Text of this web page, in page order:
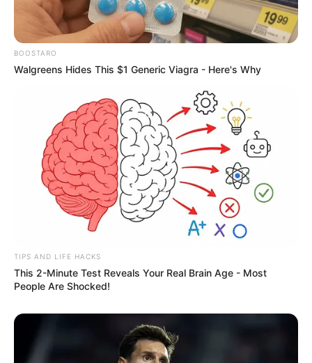
BOOSTARO
Walgreens Hides This $1 Generic Viagra - Here's Why
TIPS AND LIFE HACKS
This 2-Minute Test Reveals Your Real Brain Age - Most
People Are Shocked!